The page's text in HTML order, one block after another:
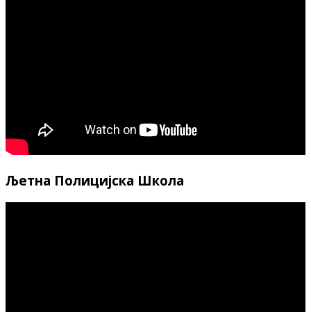
Љетна Полицијска Школа